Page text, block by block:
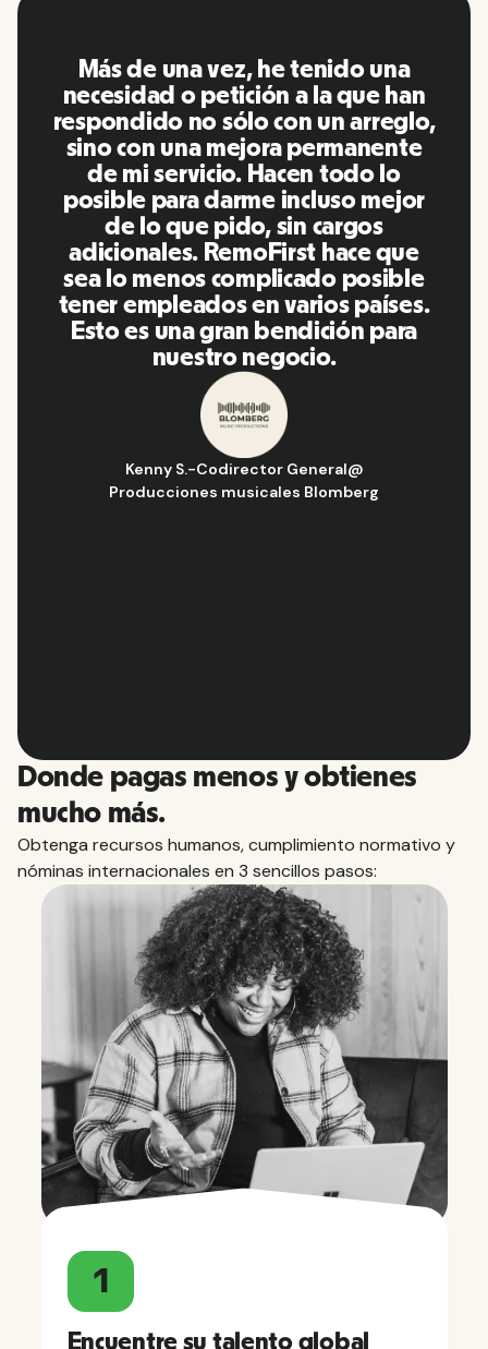
RemoFirst es una plataforma
increíble, todo es muy fácil de usar
y fácil de usar en comparación con
otras herramientas que he estado
utilizando en el pasado. Inna y el
equipo fueron puntuales y
respondieron a mis preguntas de
manera más que oportuna,
¡además de hacernos la vida súper
fácil! Un gran equipo y una gran
plataforma, la recomendaré
encarecidamente a mi red.
Hugo D.-Director de Operaciones y Estrategia
Aflorítmico
Donde pagas menos y obtienes
mucho más.
Obtenga recursos humanos, cumplimiento normativo y
nóminas internacionales en 3 sencillos pasos:
1
Encuentre su talento global